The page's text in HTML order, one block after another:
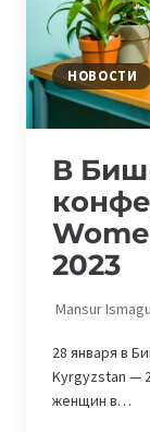
НОВОСТИ
В
2023
Mansur
28 января в
Kyrgyzstan —
женщин в…